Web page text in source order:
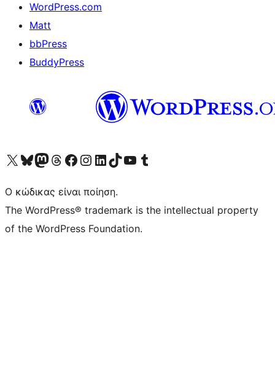
WordPress.com
Matt
bbPress
BuddyPress
Visit our X (formerly Twitter) account
Visit our Bluesky account
Επισκεφθείτε τον λογαριασμό μας στο Mastodon
Visit our Threads account
Επισκεφτείτε τη σελίδα μας στο Facebook
Επισκεφθείτε τον λογαριασμό μας Instagram
Επισκεφθείτε τον λογαριασμό μας LinkedIn
Visit our TikTok account
Visit our YouTube channel
Visit our Tumblr account
Ο κώδικας είναι ποίηση.
The WordPress® trademark is the intellectual property
of the WordPress Foundation.